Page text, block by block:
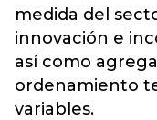
medida del
innovación e
así como
ordenamiento
variables.